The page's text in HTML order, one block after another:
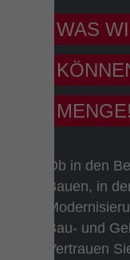
WAS
MENGE!
Ob in den
Bauen, in
Bau- und
Vertrauen